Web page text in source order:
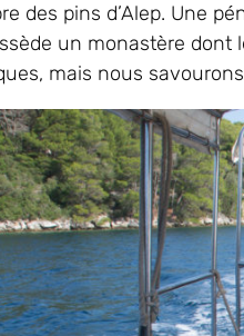
des pins d’Alep. Une
un monastère dont
mais nous